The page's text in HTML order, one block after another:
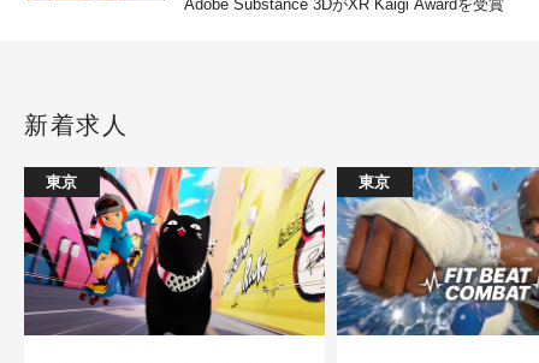
Adobe Substance 3DがXR Kaigi Awardを受賞
新着求人
東京 東京